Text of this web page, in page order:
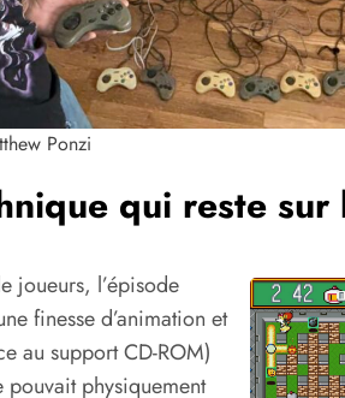
Ponzi
qui reste sur
joueurs, l’épisode
finesse d’animation et
au support CD-ROM)
physiquement